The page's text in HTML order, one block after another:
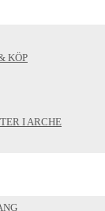
KÖP
I ARCHE